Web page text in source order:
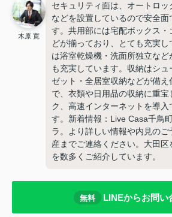
木原 寛
セキュリティ面は、オートロ
などを設置しているので安全面
す。共用部には宅配ボックス
どが揃っており、とても充実
は浴室乾燥機・洗面所独立な
も充実しています。収納はシュ
ゼット・全居室収納などが備
で、衣類や日用品の収納に重宝
ク、高速インターネットを導
す。新着情報：Live Casa千鳥
ラ。より詳しい情報や内見の
産までご連絡ください。大田
を数多くご紹介しています。
無料 LINEからお問い